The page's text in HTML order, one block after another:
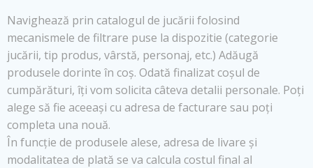
Navighează prin catalogul de jucării folosind
mecanismele de filtrare puse la dispozitie (categorie
jucării, tip produs, vârstă, personaj, etc.) Adăugă
produsele dorinte în coș. Odată finalizat coșul de
cumpărături, îți vom solicita câteva detalii personale. Poți
alege să fie aceeași cu adresa de facturare sau poți
completa una nouă.
În funcție de produsele alese, adresa de livare și
modalitatea de plată se va calcula costul final al